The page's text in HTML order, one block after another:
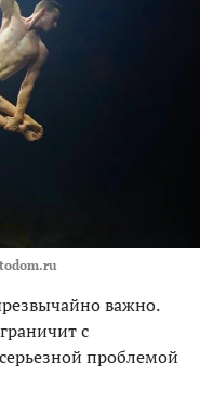
важно.
с
проблемой